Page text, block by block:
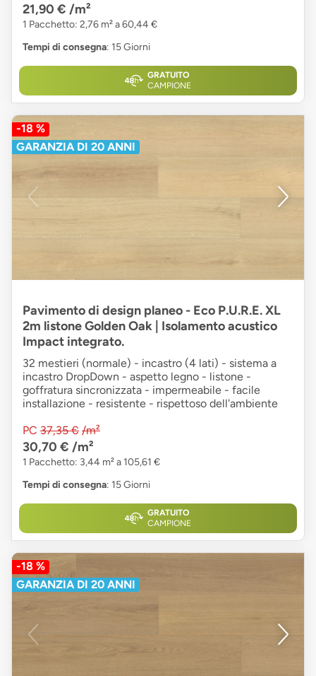
21,90 € /m²
1 Pacchetto: 2,76 m² a 60,44 €
Tempi di consegna: 15 Giorni
GRATUITO
CAMPIONE
-18 %
GARANZIA DI 20 ANNI
Pavimento di design planeo - Eco P.U.R.E. XL
2m listone Golden Oak | Isolamento acustico
Impact integrato.
32 mestieri (normale) - incastro (4 lati) - sistema a
incastro DropDown - aspetto legno - listone -
goffratura sincronizzata - impermeabile - facile
installazione - resistente - rispettoso dell'ambiente
PC 37,35 € /m²
30,70 € /m²
1 Pacchetto: 3,44 m² a 105,61 €
Tempi di consegna: 15 Giorni
GRATUITO
CAMPIONE
-18 %
GARANZIA DI 20 ANNI